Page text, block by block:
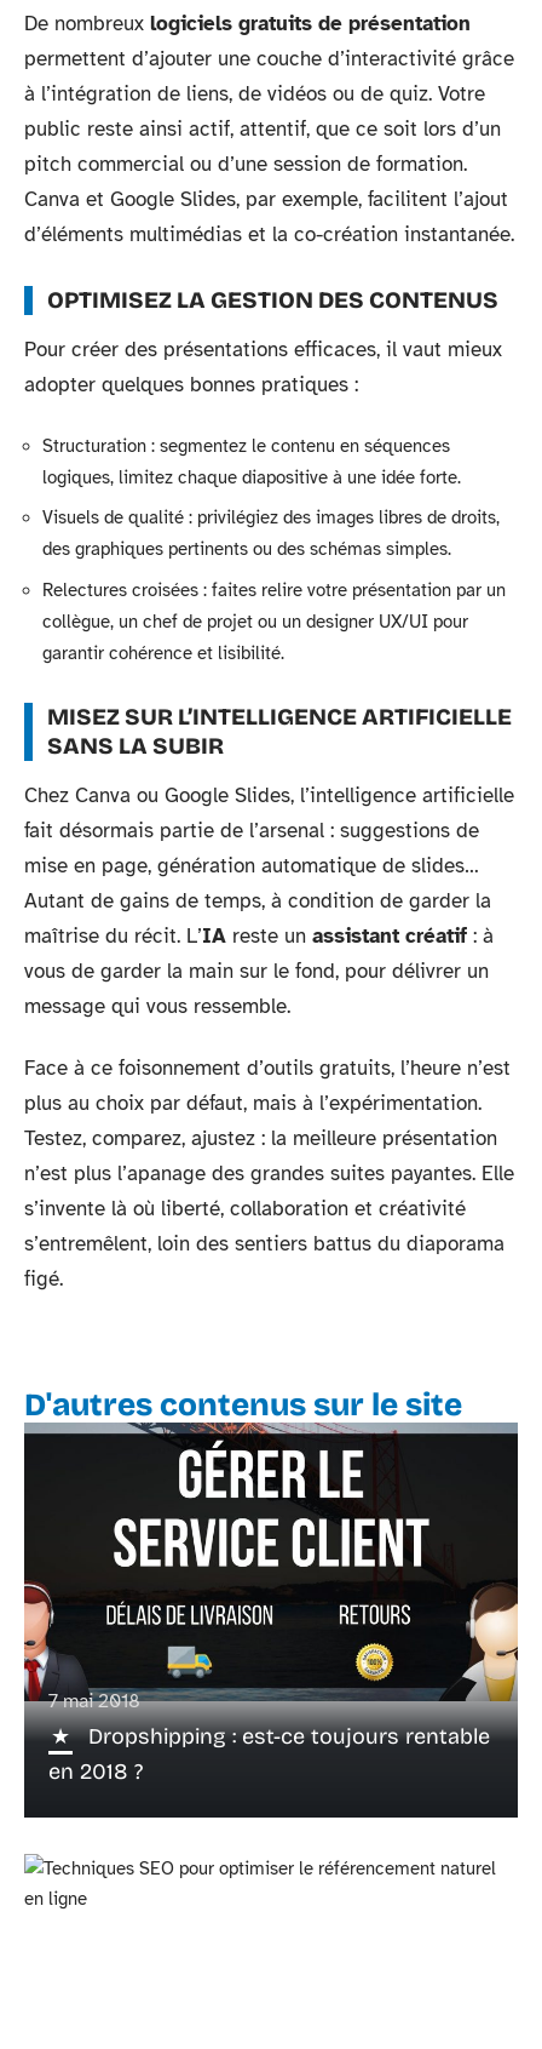
De nombreux logiciels gratuits de présentation
permettent d’ajouter une couche d’interactivité grâce
à l’intégration de liens, de vidéos ou de quiz. Votre
public reste ainsi actif, attentif, que ce soit lors d’un
pitch commercial ou d’une session de formation.
Canva et Google Slides, par exemple, facilitent l’ajout
d’éléments multimédias et la co-création instantanée.
OPTIMISEZ LA GESTION DES CONTENUS
Pour créer des présentations efficaces, il vaut mieux
adopter quelques bonnes pratiques :
Structuration : segmentez le contenu en séquences
logiques, limitez chaque diapositive à une idée forte.
Visuels de qualité : privilégiez des images libres de droits,
des graphiques pertinents ou des schémas simples.
Relectures croisées : faites relire votre présentation par un
collègue, un chef de projet ou un designer UX/UI pour
garantir cohérence et lisibilité.
MISEZ SUR L’INTELLIGENCE ARTIFICIELLE
SANS LA SUBIR
Chez Canva ou Google Slides, l’intelligence artificielle
fait désormais partie de l’arsenal : suggestions de
mise en page, génération automatique de slides…
Autant de gains de temps, à condition de garder la
maîtrise du récit. L’IA reste un assistant créatif : à
vous de garder la main sur le fond, pour délivrer un
message qui vous ressemble.
Face à ce foisonnement d’outils gratuits, l’heure n’est
plus au choix par défaut, mais à l’expérimentation.
Testez, comparez, ajustez : la meilleure présentation
n’est plus l’apanage des grandes suites payantes. Elle
s’invente là où liberté, collaboration et créativité
s’entremêlent, loin des sentiers battus du diaporama
figé.
D'autres contenus sur le site
7 mai 2018
Dropshipping : est-ce toujours rentable
en 2018 ?